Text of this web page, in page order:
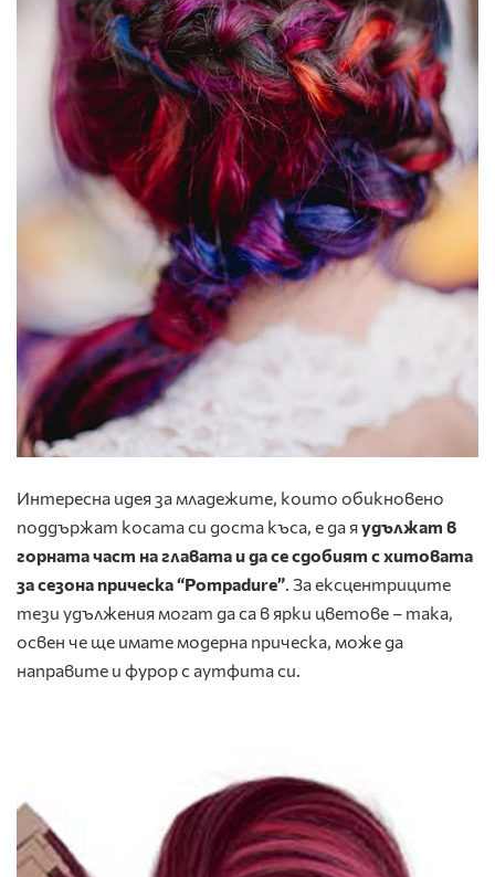
Интересна идея за младежите, които обикновено
поддържат косата си доста къса, е да яудължат в
горната част на главата и да се сдобият с хитовата
за сезона прическа “Pompadure”. За ексцентриците
тези удължения могат да са в ярки цветове – така,
освен че ще имате модерна прическа, може да
направите и фурор с аутфита си.